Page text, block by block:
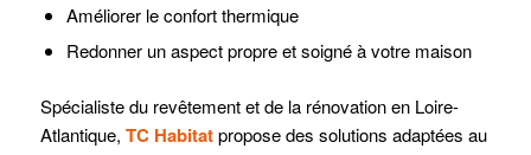
Améliorer le confort thermique
Redonner un aspect propre et soigné à votre maison
Spécialiste du revêtement et de la rénovation en Loire-
Atlantique, TC Habitatpropose des solutions adaptées au